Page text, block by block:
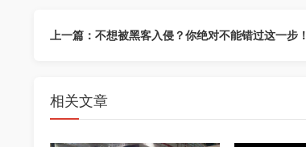
上一篇：不想被黑客入侵？你绝对不能错过这一步！
相关文章